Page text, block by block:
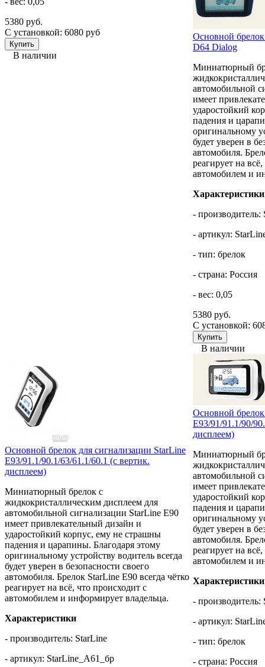
5380 руб.
С установкой: 6080 руб
В наличии
Основной
D64 Dialog
Миниатюрный
автомобильной
имеет
ударостойкий
падения и
оригинальному
будет уверен в
автомобиля.
реагирует на
автомобилем и
Характеристики
- производитель:
- артикул:
- тип: брелок
- страна: Россия
- вес: 0,05
5380 руб.
С установкой:
В наличии
Основной брелок для сигнализации StarLine
E93/91.1/90.1/63/61.1/60.1 (с вертик.
дисплеем)
Миниатюрный брелок с
жидкокристаллическим дисплеем для
автомобильной сигнализации StarLine E90
имеет привлекательный дизайн и
ударостойкий корпус, ему не страшны
падения и царапины. Благодаря этому
оригинальному устройству водитель всегда
будет уверен в безопасности своего
автомобиля. Брелок StarLine E90 всегда чётко
реагирует на всё, что происходит с
автомобилем и информирует владельца.
Характеристики
- производитель: StarLine
- артикул: StarLine_A61_бр
Основной
E93/91/91.1/90/
дисплеем)
Миниатюрный
автомобильной
имеет
ударостойкий
падения и
оригинальному
будет уверен в
автомобиля.
реагирует на
автомобилем и
Характеристики
- производитель:
- артикул:
- тип: брелок
- страна: Россия